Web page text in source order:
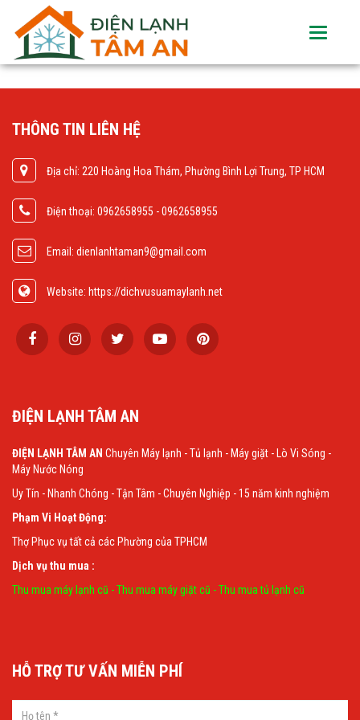
Toggle
THÔNG TIN LIÊN HỆ
Địa chỉ: 220 Hoàng Hoa Thám, Phường Bình Lợi Trung, TP HCM
Điện thoại: 0962658955 - 0962658955
Email: dienlanhtaman9@gmail.com
Website: https://dichvusuamaylanh.net
ĐIỆN LẠNH TÂM AN
ĐIỆN LẠNH TÂM AN Chuyên Máy lạnh - Tủ lạnh - Máy giặt - Lò Vi Sóng -
Máy Nước Nóng
Uy Tín - Nhanh Chóng - Tận Tâm - Chuyên Nghiệp - 15 năm kinh nghiệm
Phạm Vi Hoạt Động:
Thợ Phục vụ tất cả các Phường của TPHCM
Dịch vụ thu mua :
Thu mua máy lạnh cũ -Thu mua máy giặt cũ -Thu mua tủ lạnh cũ
HỖ TRỢ TƯ VẤN MIỄN PHÍ